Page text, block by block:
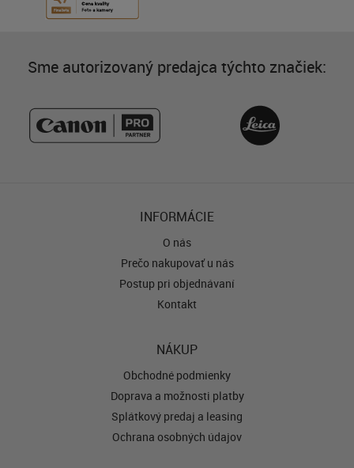
Sme autorizovaný predajca týchto značiek:
INFORMÁCIE
O nás
Prečo nakupovať u nás
Postup pri objednávaní
Kontakt
NÁKUP
Obchodné podmienky
Doprava a možnosti platby
Splátkový predaj a leasing
Ochrana osobných údajov